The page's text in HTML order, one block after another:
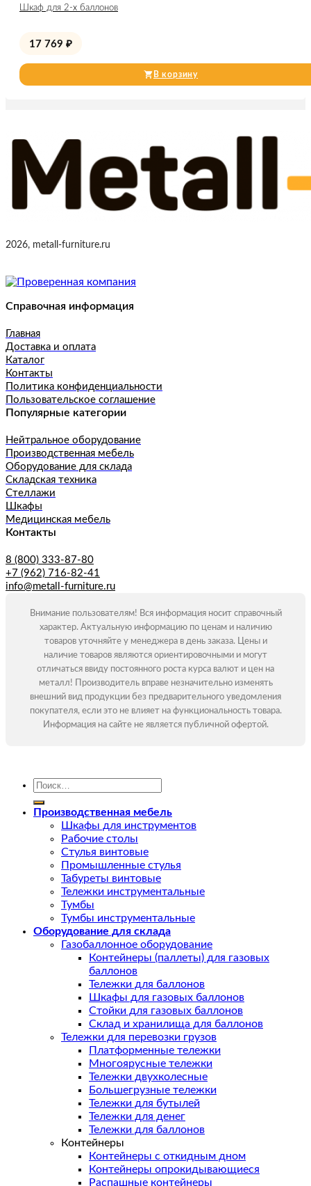
Шкаф для 2-х баллонов
17 769 ₽
В корзину
2026, metall-furniture.ru
Справочная информация
Главная
Доставка и оплата
Каталог
Контакты
Политика конфиденциальности
Пользовательское соглашение
Популярные категории
Нейтральное оборудование
Производственная мебель
Оборудование для склада
Складская техника
Стеллажи
Шкафы
Медицинская мебель
Контакты
8 (800) 333-87-80
+7 (962) 716-82-41
info@metall-furniture.ru
Внимание пользователям! Вся информация носит справочный
характер. Актуальную информацию по ценам и наличию
товаров уточняйте у менеджера в день заказа. Цены и
наличие товаров являются ориентировочными и могут
отличаться ввиду постоянного роста курса валют и цен на
металл! Производитель вправе незначительно изменять
внешний вид продукции без предварительного уведомления
покупателя, если это не влияет на функциональность товара.
Информация на сайте не является публичной офертой.
Искать:
Производственная мебель
Шкафы для инструментов
Рабочие столы
Стулья винтовые
Промышленные стулья
Табуреты винтовые
Тележки инструментальные
Тумбы
Тумбы инструментальные
Оборудование для склада
Газобаллонное оборудование
Контейнеры (паллеты) для газовых
баллонов
Тележки для баллонов
Шкафы для газовых баллонов
Стойки для газовых баллонов
Склад и хранилища для баллонов
Тележки для перевозки грузов
Платформенные тележки
Многоярусные тележки
Тележки двухколесные
Большегрузные тележки
Тележки для бутылей
Тележки для денег
Тележки для баллонов
Контейнеры
Контейнеры с откидным дном
Контейнеры опрокидывающиеся
Распашные контейнеры